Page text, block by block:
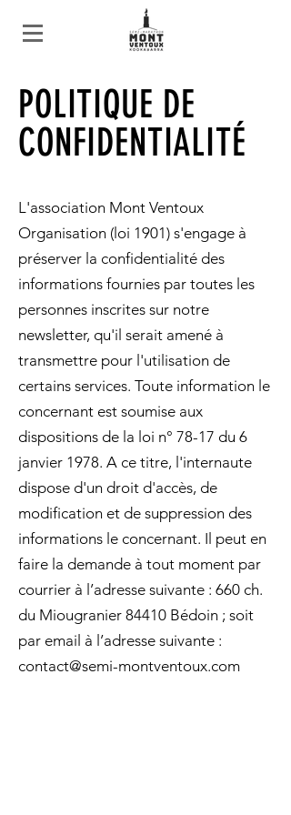
POLITIQUE DE
CONFIDENTIALITÉ
L'association Mont Ventoux
Organisation (loi 1901) s'engage à
préserver la confidentialité des
informations fournies par toutes les
personnes inscrites sur notre
newsletter, qu'il serait amené à
transmettre pour l'utilisation de
certains services. Toute information le
concernant est soumise aux
dispositions de la loi n° 78-17 du 6
janvier 1978. A ce titre, l'internaute
dispose d'un droit d'accès, de
modification et de suppression des
informations le concernant. Il peut en
faire la demande à tout moment par
courrier à l’adresse suivante : 660 ch.
du Miougranier 84410 Bédoin ; soit
par email à l’adresse suivante :
contact@semi-montventoux.com